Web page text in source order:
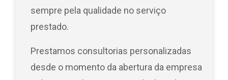
sempre pela qualidade no serviço
prestado.
Prestamos consultorias personalizadas
desde o momento da abertura da empresa